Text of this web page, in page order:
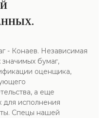
- Конаев. Независимая
значимых бумаг,
оценщика,
а еще
для исполнения
Спецы нашей